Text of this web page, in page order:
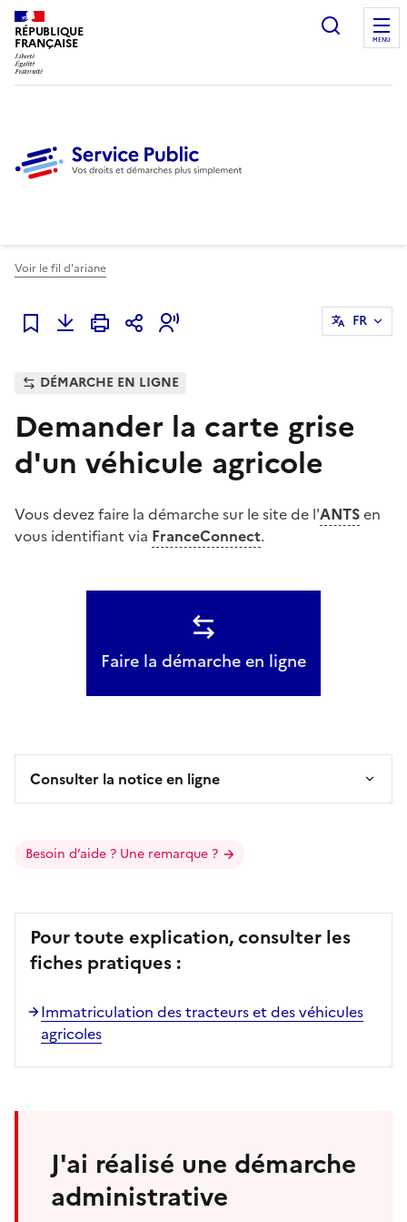
RÉPUBLIQUE
FRANÇAISE
Ouvrir
MENU
Voir le fil d'ariane
Ajouter à mes favoris
FR
DÉMARCHE EN LIGNE
Demander la carte grise
d'un véhicule agricole
Vous devez faire la démarche sur le site de l'ANTSen
vous identifiant via FranceConnect.
Faire la démarche en ligne
Consulter la notice en ligne
Besoin d’aide ? Une remarque ?
Pour toute explication, consulter les
fiches pratiques :
Immatriculation des tracteurs et des véhicules
agricoles
J'ai réalisé une démarche
administrative